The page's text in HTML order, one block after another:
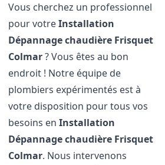
Vous cherchez un professionnel
pour votreInstallation
Dépannage chaudière Frisquet
Colmar? Vous êtes au bon
endroit ! Notre équipe de
plombiers expérimentés est à
votre disposition pour tous vos
besoins enInstallation
Dépannage chaudière Frisquet
Colmar. Nous intervenons